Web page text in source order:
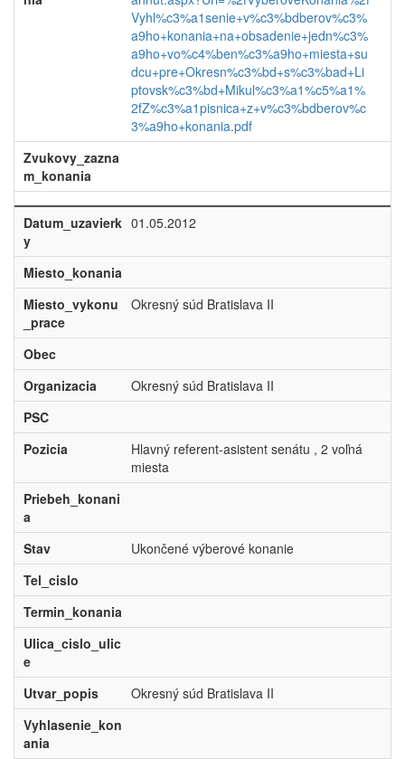
Vyhl%c3%a1senie+v%c3%bdberov%c3%
a9ho+konania+na+obsadenie+jedn%c3%
a9ho+vo%c4%ben%c3%a9ho+miesta+su
dcu+pre+Okresn%c3%bd+s%c3%bad+Li
ptovsk%c3%bd+Mikul%c3%a1%c5%a1%
2fZ%c3%a1pisnica+z+v%c3%bdberov%c
3%a9ho+konania.pdf
Zvukovy_zazna
m_konania
Datum_uzavierk
y
01.05.2012
Miesto_konania
Miesto_vykonu
_prace
Okresný súd Bratislava II
Obec
Organizacia
Okresný súd Bratislava II
PSC
Pozicia
Hlavný referent-asistent senátu , 2 voľná
miesta
Priebeh_konani
a
Stav
Ukončené výberové konanie
Tel_cislo
Termin_konania
Ulica_cislo_ulic
e
Utvar_popis
Okresný súd Bratislava II
Vyhlasenie_kon
ania